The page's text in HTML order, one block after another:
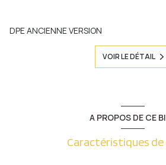
DPE ANCIENNE VERSION
VOIR LE DÉTAIL
A PROPOS DE CE
Caractéristiques de